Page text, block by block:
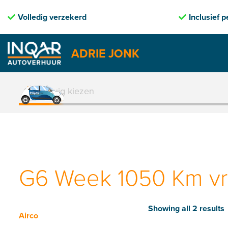
ADRIE JONK
Skip
content1. Voertuig kiezen
G6 Week 1050 Km
Airco
Showing all 2 results